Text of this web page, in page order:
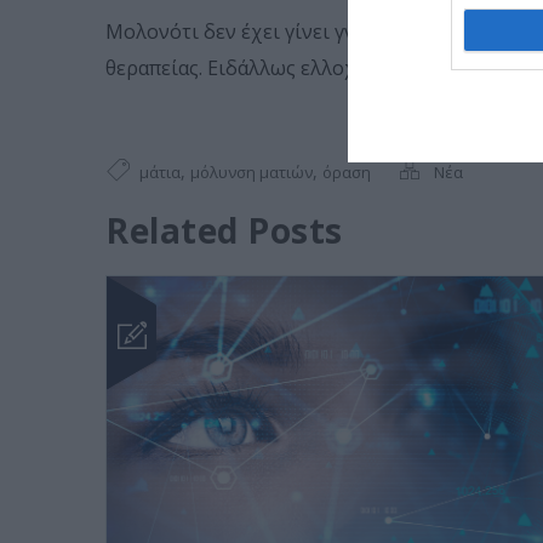
Μολονότι δεν έχει γίνει γνωστό τι ακριβώς
θεραπείας. Ειδάλλως ελλοχεύει κίνδυνος
μάτια, μόλυνση ματιών, όραση Νέα
Related Posts